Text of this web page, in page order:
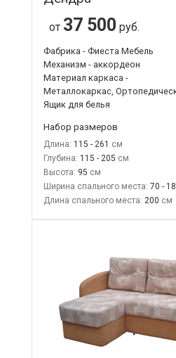
от 37 500 руб.
Фабрика - Фиеста Мебель
Механизм - аккордеон
Материал каркаса -
Металлокаркас,
Ящик для белья
Набор размеров
Длина: 115 - 261
Глубина: 115 - 205
Высота: 95
Ширина спального места: 70 -
Длина спального места: 200